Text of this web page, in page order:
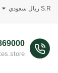
S.R ريال سعودي